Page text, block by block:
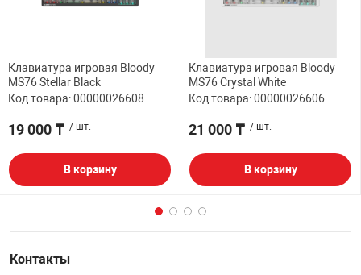
Клавиатура игровая Bloody
MS76 Stellar Black
Код товара: 00000026608
19 000 ₸ / шт.
В корзину
Клавиатура игровая Bloody
MS76 Crystal White
Код товара: 00000026606
21 000 ₸ / шт.
В корзину
Контакты